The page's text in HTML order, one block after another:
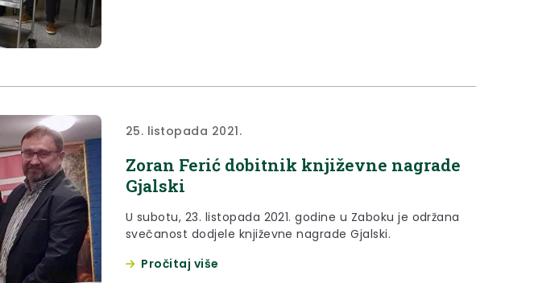
25. listopada 2021.
Zoran Ferić dobitnik književne nagrade
Gjalski
U subotu, 23. listopada 2021. godine u Zaboku je održana
svečanost dodjele književne nagrade Gjalski.
Pročitaj više